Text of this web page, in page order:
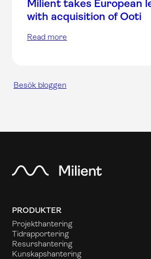
Milient takes European
with acquisition of Ooti
Read more
Besök bloggen
PRODUKTER
Projekthantering
Tidrapportering
Resurshantering
Kunskapshantering